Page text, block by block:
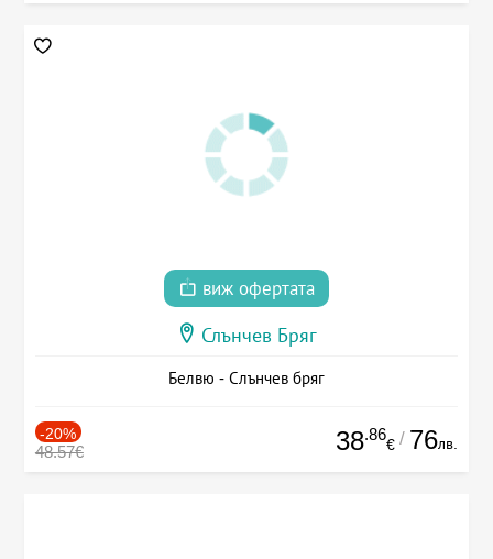
виж офертата
Слънчев Бряг
Белвю - Слънчев бряг
-20%
48.57€ 38.86
€ / 76лв.